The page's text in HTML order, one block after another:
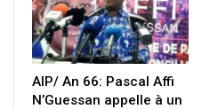
AIP/ An 66: Pascal Affi
N’Guessan appelle à un